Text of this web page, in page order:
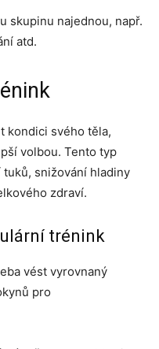
skupinu najednou, např.
atd.
kondici svého těla,
volbou. Tento typ
snižování hladiny
zdraví.
trénink
vést vyrovnaný
pro